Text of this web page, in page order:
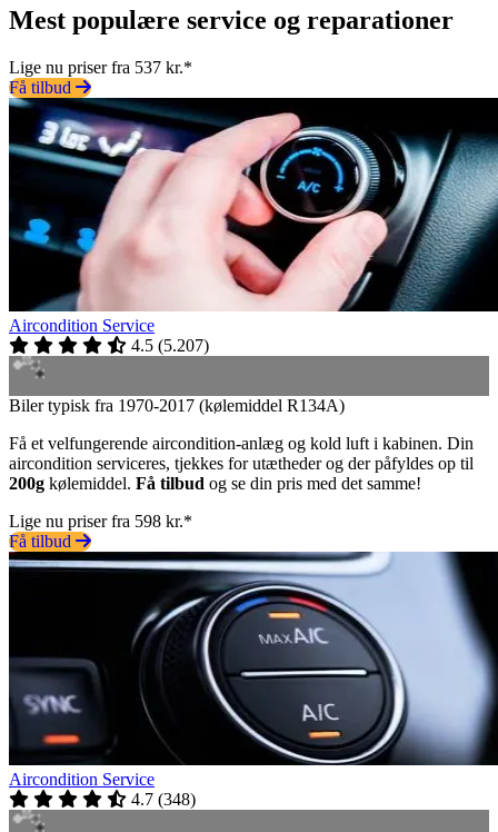
Mest populære service og reparationer
Lige nu priser fra 537 kr.*
Få tilbud
Aircondition Service
4.5 (5.207)
Biler typisk fra 1970-2017 (kølemiddel R134A)
Få et velfungerende aircondition-anlæg og kold luft i kabinen. Din
aircondition serviceres, tjekkes for utætheder og der påfyldes op til
200g kølemiddel. Få tilbud og se din pris med det samme!
Lige nu priser fra 598 kr.*
Få tilbud
Aircondition Service
4.7 (348)